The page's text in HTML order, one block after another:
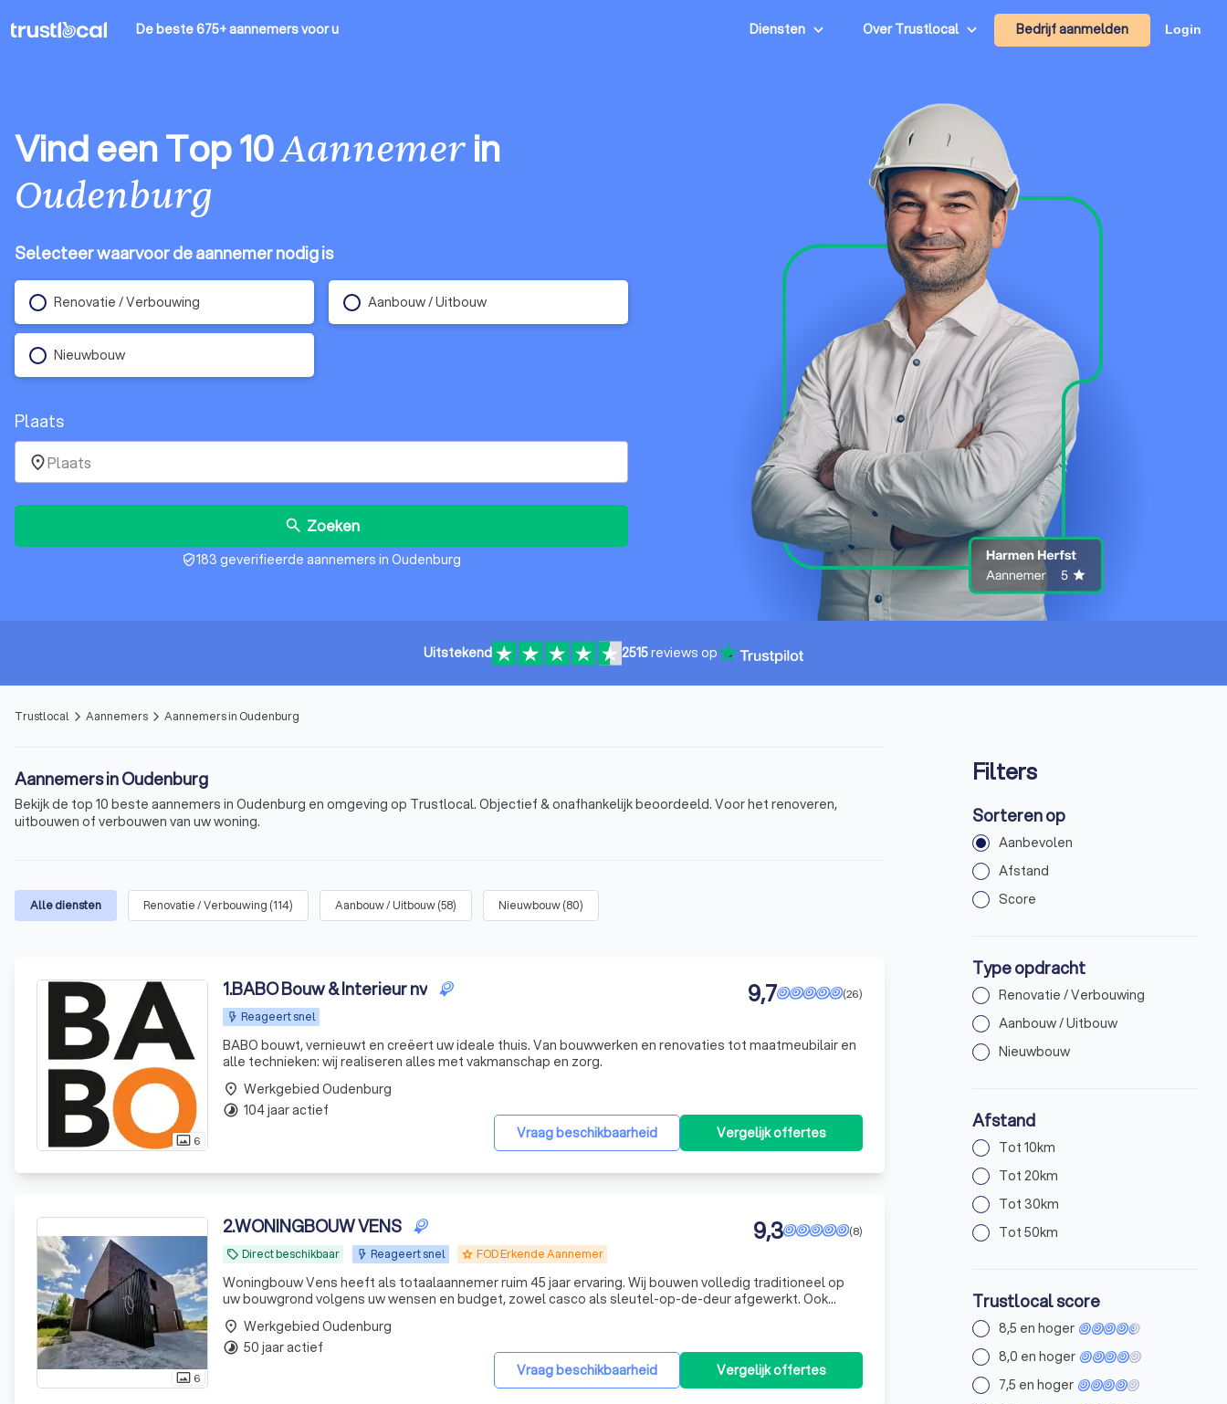
De beste 675+ aannemersvoor u Diensten Over Trustlocal Bedrijf aanmelden Login
Vind een Top 10Aannemerin
Oudenburg
Selecteer waarvoor de aannemer nodig is
Renovatie / Verbouwing Aanbouw / Uitbouw
Nieuwbouw
Plaats
place
search Zoeken
verified_user183 geverifieerde aannemers in Oudenburg
Uitstekend 2515reviews op
Trustlocal arrow_forward_ios Aannemers arrow_forward_ios Aannemers in Oudenburg
Aannemers in Oudenburg
Bekijk de top 10 beste aannemers in Oudenburg en omgeving op Trustlocal. Objectief & onafhankelijk beoordeeld. Voor het renoveren,
uitbouwen of verbouwen van uw woning.
Alle diensten Renovatie / Verbouwing (114) Aanbouw / Uitbouw(58) Nieuwbouw(80)
photo_size_select_actual 6
1.BABO Bouw & Interieur nv
Reageert snel
(26)
9,7
BABO bouwt, vernieuwt en creëert uw ideale thuis. Van bouwwerken en renovaties tot maatmeubilair en
alle technieken: wij realiseren alles met vakmanschap en zorg.
Vraag beschikbaarheid Vergelijk offertes
place Werkgebied Oudenburg
timelapse 104 jaar actief
photo_size_select_actual 6
2.WONINGBOUW VENS
local_offer Direct beschikbaar Reageert snel grade FOD Erkende Aannemer
(8)
9,3
Woningbouw Vens heeft als totaalaannemer ruim 45 jaar ervaring. Wij bouwen volledig traditioneel op
uw bouwgrond volgens uw wensen en budget, zowel casco als sleutel-op-de-deur afgewerkt. Ook
afbraak en heropbouw van uw woning zijn mogelijk. Als familiebedrijf één aanspreekpunt! Wij zijn lid van
He
Vraag beschikbaarheid Vergelijk offertes
place Werkgebied Oudenburg
timelapse 50 jaar actief
Filters
Sorteren op
Aanbevolen
Afstand
Score
Type opdracht
Renovatie / Verbouwing
Aanbouw / Uitbouw
Nieuwbouw
Afstand
Tot 10km
Tot 20km
Tot 30km
Tot 50km
Trustlocal score
8,5 en hoger
8,0 en hoger
7,5 en hoger